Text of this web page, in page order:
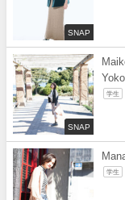
SNAP
SNAP
学生
学生